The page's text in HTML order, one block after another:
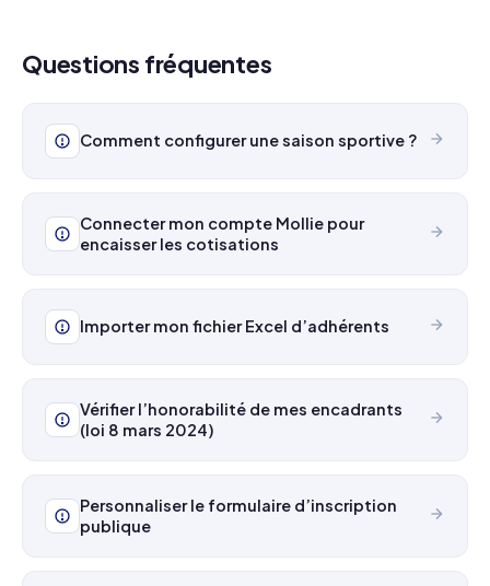
Questions fréquentes
Comment configurer une saison sportive ?
Connecter mon compte Mollie pour
encaisser les cotisations
Importer mon fichier Excel d’adhérents
Vérifier l’honorabilité de mes encadrants
(loi 8 mars 2024)
Personnaliser le formulaire d’inscription
publique